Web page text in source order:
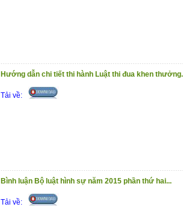
Hướng dẫn chi tiết thi hành Luật thi đua khen
Tải về:
Bình luận Bộ luật hình sự năm 2015 phần thứ hai...
Tải về: